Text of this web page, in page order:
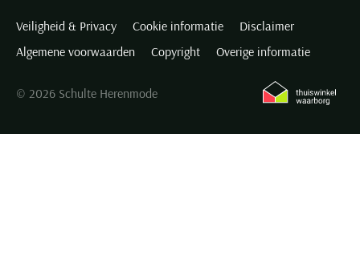
Veiligheid & Privacy Cookie informatie
Disclaimer
Algemene voorwaarden
Copyright Overige informatie
© 2026 Schulte Herenmode